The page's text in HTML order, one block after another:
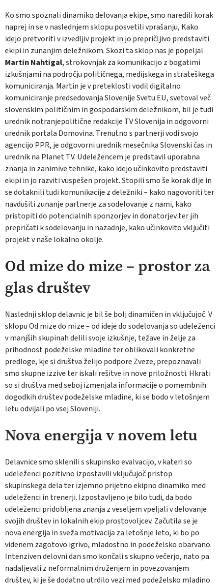
Ko smo spoznali dinamiko delovanja ekipe, smo naredili korak
naprej in se v naslednjem sklopu posvetili vprašanju, Kako
idejo pretvoriti v izvedljiv projekt in jo prepričljivo predstaviti
ekipi in zunanjim deležnikom. Skozi ta sklop nas je popeljal
Martin Nahtigal, strokovnjak za komunikacijo z bogatimi
izkušnjami na področju političnega, medijskega in strateškega
komuniciranja. Martin je v preteklosti vodil digitalno
komuniciranje predsedovanja Slovenije Svetu EU, svetoval več
slovenskim političnim in gospodarskim deležnikom, bil je tudi
urednik notranjepolitične redakcije TV Slovenija in odgovorni
urednik portala Domovina. Trenutno s partnerji vodi svojo
agencijo PPR, je odgovorni urednik mesečnika Slovenski čas in
urednik na Planet TV. Udeležencem je predstavil uporabna
znanja in zanimive tehnike, kako idejo učinkovito predstaviti
ekipi in jo razviti vuspešen projekt. Stopili smo še korak dlje in
se dotaknili tudi komunikacije z deležniki – kako nagovoriti ter
navdušiti zunanje partnerje za sodelovanje z nami, kako
pristopiti do potencialnih sponzorjev in donatorjev ter jih
prepričati k sodelovanju in nazadnje, kako učinkovito vključiti
projekt v naše lokalno okolje.
Od mize do mize – prostor za
glas društev
Naslednji sklop delavnic je bil še bolj dinamičen in vključujoč. V
sklopu Od mize do mize – od ideje do sodelovanja so udeleženci
v manjših skupinah delili svoje izkušnje, težave in želje za
prihodnost podeželske mladine ter oblikovali konkretne
predloge, kje si društva želijo podpore Zveze, prepoznavali
smo skupne izzive ter iskali rešitve in nove priložnosti. Hkrati
so si društva med seboj izmenjala informacije o pomembnih
dogodkih društev podeželske mladine, ki se bodo v letošnjem
letu odvijali po vsej Sloveniji.
Nova energija v novem letu
Delavnice smo sklenili s skupinsko evalvacijo, v kateri so
udeleženci pozitivno izpostavili vključujoč pristop
skupinskega dela ter izjemno prijetno ekipno dinamiko med
udeleženci in trenerji. Izpostavljeno je bilo tudi, da bodo
udeleženci pridobljena znanja z veseljem vpeljali v delovanje
svojih društev in lokalnih ekip prostovoljcev. Začutila se je
nova energija in sveža motivacija za letošnje leto, ki bo po
videnem zagotovo igrivo, mladostno in podeželsko obarvano.
Intenziven delovni dan smo končali s skupno večerjo, nato pa
nadaljevali z neformalnim druženjem in povezovanjem
društev, ki je še dodatno utrdilo vezi med podeželsko mladino